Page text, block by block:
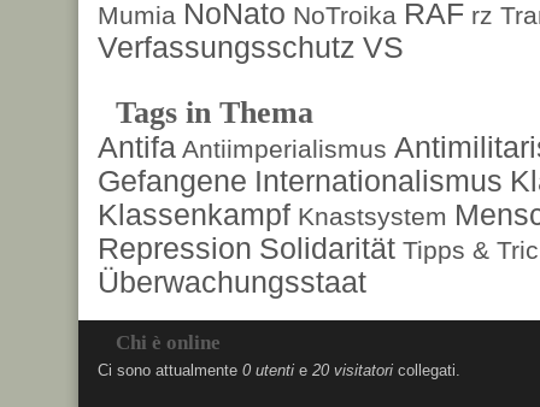
Mumia NoNato NoTroika RAF rz
Verfassungsschutz VS
Tags in Thema
Antifa Antiimperialismus
Gefangene Internationalismus
Klassenkampf Knastsystem
Repression Solidarität Tipps &
Überwachungsstaat
Chi è online
Ci sono attualmente 0 utenti e 20 visitatori collegati.